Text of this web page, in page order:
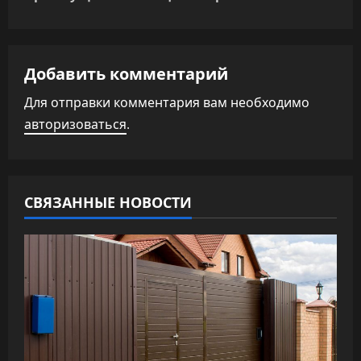
и
а
ц
и
п
з
п
Добавить комментарий
Для отправки комментария вам необходимо
авторизоваться.
СВЯЗАННЫЕ НОВОСТИ